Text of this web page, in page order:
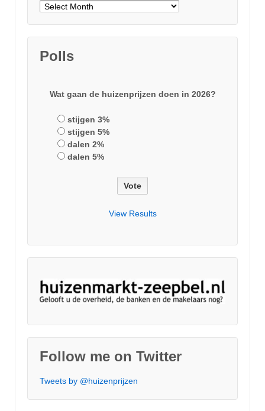
Archieven
Polls
Wat gaan de huizenprijzen doen in 2026?
stijgen 3%
stijgen 5%
dalen 2%
dalen 5%
View Results
Follow me on Twitter
Tweets by @huizenprijzen